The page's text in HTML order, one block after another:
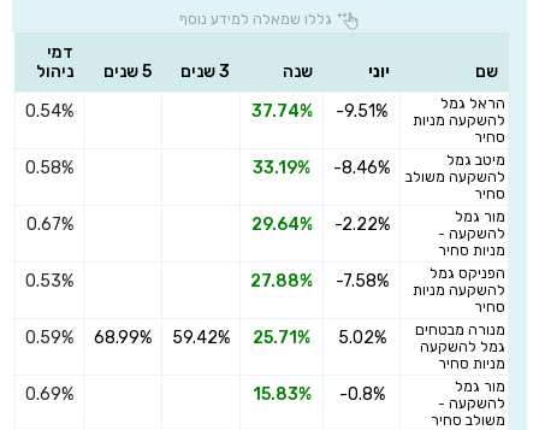
גללו שמאלה למידע נוסף
שם יוני שנה 3 שנים 5 שנים
דמי
ניהול
הראל גמל
להשקעה מניות
סחיר
-9.51%
37.74%
0.54%
מיטב גמל
להשקעה משולב
סחיר
-8.46%
33.19%
0.58%
מור גמל
להשקעה -
מניות סחיר
-2.22%
29.64%
0.67%
הפניקס גמל
להשקעה מניות
סחיר
-7.58%
27.88%
0.53%
מנורה מבטחים
גמל להשקעה
מניות סחיר
5.02%
25.71%
59.42%
68.99%
0.59%
מור גמל
להשקעה -
משולב סחיר
-0.8%
15.83%
0.69%